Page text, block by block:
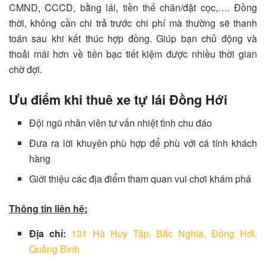
CMND, CCCD, bằng lái, tiền thế chân/đặt cọc,…. Đồng
thời, không cần chi trả trước chi phí mà thường sẽ thanh
toán sau khi kết thúc hợp đồng. Giúp bạn chủ động và
thoải mái hơn về tiền bạc tiết kiệm được nhiều thời gian
chờ đợi.
Ưu điểm khi thuê xe tự lái Đồng Hới
Đội ngũ nhân viên tư vấn nhiệt tình chu đáo
Đưa ra lời khuyên phù hợp để phù với cá tính khách
hàng
Giới thiệu các địa điểm tham quan vui chơi khám phá
Thông tin liên hệ:
Địa chỉ: 131 Hà Huy Tập, Bắc Nghĩa, Đồng Hới,
Quảng Bình